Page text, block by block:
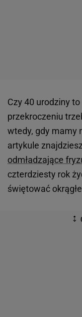
Czy 40 urodziny
przekroczeniu
wtedy, gdy mamy
artykule
odmładzające
czterdziesty rok
świętować